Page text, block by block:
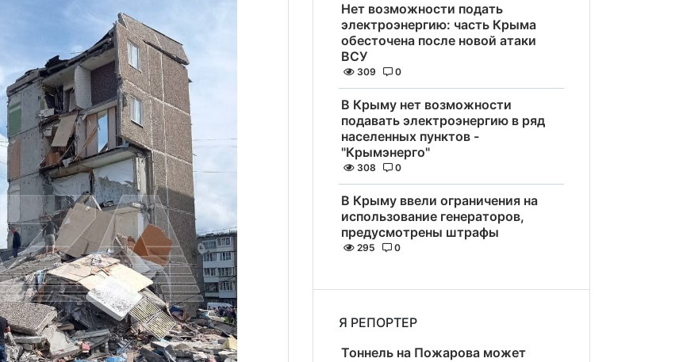
Нет возможности подать
электроэнергию: часть Крыма
обесточена после новой атаки
ВСУ
309 0
В Крыму нет возможности
подавать электроэнергию в ряд
населенных пунктов -
"Крымэнерго"
308 0
В Крыму ввели ограничения на
использование генераторов,
предусмотрены штрафы
295 0
Я РЕПОРТЕР
Тоннель на Пожарова может